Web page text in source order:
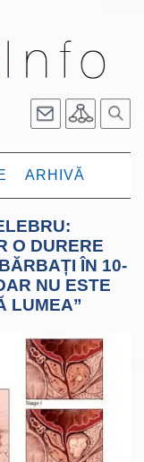
ARHIVĂ
O DURERE
ÎN 10-
NU ESTE
LUMEA”